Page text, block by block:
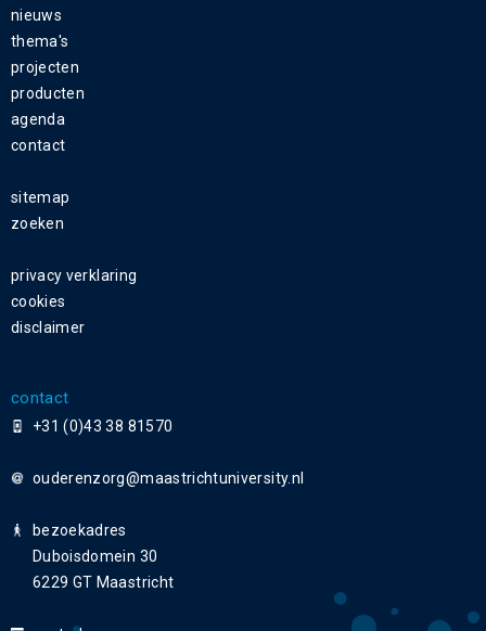
nieuws
thema's
projecten
producten
agenda
contact
sitemap
zoeken
privacy verklaring
cookies
disclaimer
contact
+31 (0)43 38 81570
ouderenzorg
bezoekadres
Duboisdomein 30
6229 GT Maastricht